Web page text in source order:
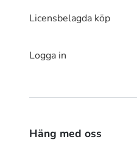
Licensbelagda köp
Logga in
Häng med oss